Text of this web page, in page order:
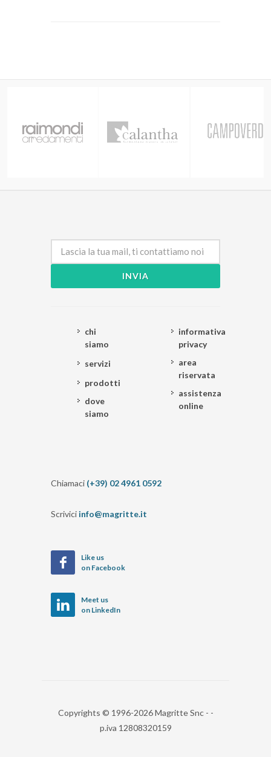
INVIA
chi
siamo
servizi
prodotti
dove
siamo
informativa
privacy
area
riservata
assistenza
online
Chiamaci (+39) 02 4961 0592
Scrivici info@magritte.it
Like us
on Facebook
Meet us
on LinkedIn
Copyrights © 1996-2026 Magritte Snc - -
p.iva 12808320159